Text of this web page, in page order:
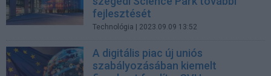
fejlesztését
Technológia | 2023.09.09 13:52
A digitális piac új uniós
szabályozásában kiemelt